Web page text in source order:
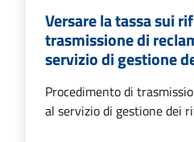
Versare la tassa sui
trasmissione di
servizio di gestione
Procedimento di
al servizio di gestione dei